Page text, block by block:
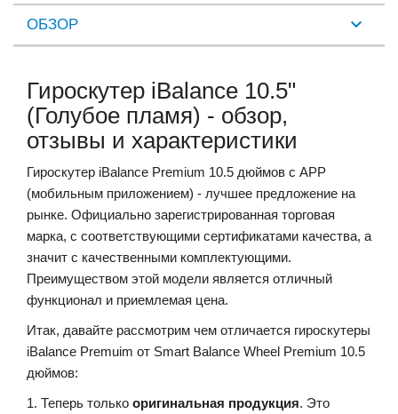
ОБЗОР
Гироскутер iBalance 10.5"
(Голубое пламя) - обзор,
отзывы и характеристики
Гироскутер iBalance Premium 10.5 дюймов с АРР
(мобильным приложением) - лучшее предложение на
рынке. Официально зарегистрированная торговая
марка, с соответствующими сертификатами качества, а
значит с качественными комплектующими.
Преимуществом этой модели является отличный
функционал и приемлемая цена.
Итак, давайте рассмотрим чем отличается гироскутеры
iBalance Premuim от Smart Balance Wheel Premium 10.5
дюймов:
1. Теперь только оригинальная продукция. Это